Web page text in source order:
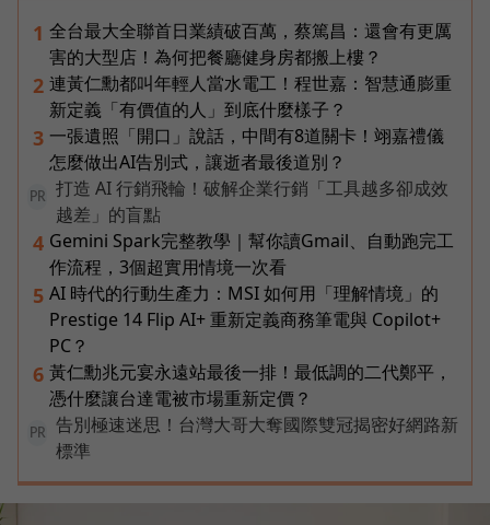
1 全台最大全聯首日業績破百萬，蔡篤昌：還會有更厲
害的大型店！為何把餐廳健身房都搬上樓？
2 連黃仁勳都叫年輕人當水電工！程世嘉：智慧通膨重
新定義「有價值的人」到底什麼樣子？
3 一張遺照「開口」說話，中間有8道關卡！翊嘉禮儀
怎麼做出AI告別式，讓逝者最後道別？
PR
打造 AI 行銷飛輪！破解企業行銷「工具越多卻成效
越差」的盲點
4 Gemini Spark完整教學｜幫你讀Gmail、自動跑完工
作流程，3個超實用情境一次看
5 AI 時代的行動生產力：MSI 如何用「理解情境」的
Prestige 14 Flip AI+ 重新定義商務筆電與 Copilot+
PC？
6 黃仁勳兆元宴永遠站最後一排！最低調的二代鄭平，
憑什麼讓台達電被市場重新定價？
PR
告別極速迷思！台灣大哥大奪國際雙冠揭密好網路新
標準